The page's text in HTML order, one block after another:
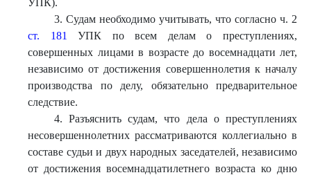
УПК).
3. Судам необходимо учитывать, что согласно ч. 2
ст. 181
УПК по всем делам о преступлениях,
совершенных лицами в возрасте до восемнадцати лет,
независимо от достижения совершеннолетия к началу
производства по делу, обязательно предварительное
следствие.
4. Разъяснить судам, что дела о преступлениях
несовершеннолетних рассматриваются коллегиально в
составе судьи и двух народных заседателей, независимо
от достижения восемнадцатилетнего возраста ко дню